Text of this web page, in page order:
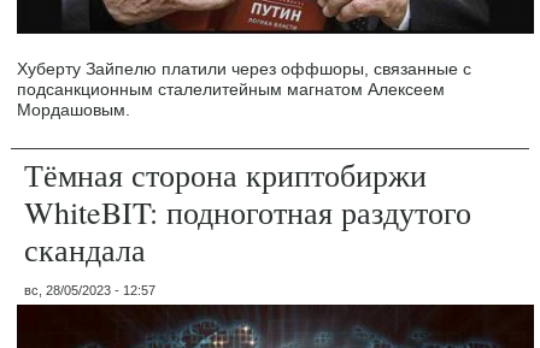
Хуберту Зайпелю платили через оффшоры, связанные с
подсанкционным сталелитейным магнатом Алексеем
Мордашовым.
Тёмная сторона криптобиржи
WhiteBIT: подноготная раздутого
скандала
вс, 28/05/2023 - 12:57